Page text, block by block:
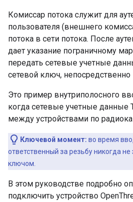
Комиссар потока служит для
пользователя (внешнего
потока в сети потока. После
дает указание пограничному
передать сетевые учетные
сетевой ключ, непосредственно
Это пример внутриполосного
когда сетевые учетные данные
между устройствами по
Ключевой момент: во время
ответственный за резьбу никогда
ключом.
В этом руководстве подробно
подключить устройство